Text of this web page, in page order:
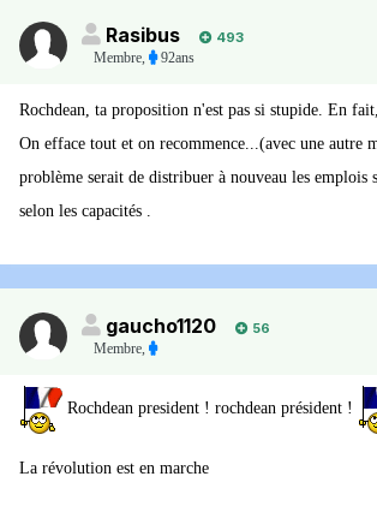
Rasibus
493
Membre, 92ans
Rochdean, ta proposition n'est pas si stupide. En
On efface tout et on recommence...(avec une autre
problème serait de distribuer à nouveau les emplois
selon les capacités .
gaucho1120
56
Membre,
Rochdean president ! rochdean président !
La révolution est en marche